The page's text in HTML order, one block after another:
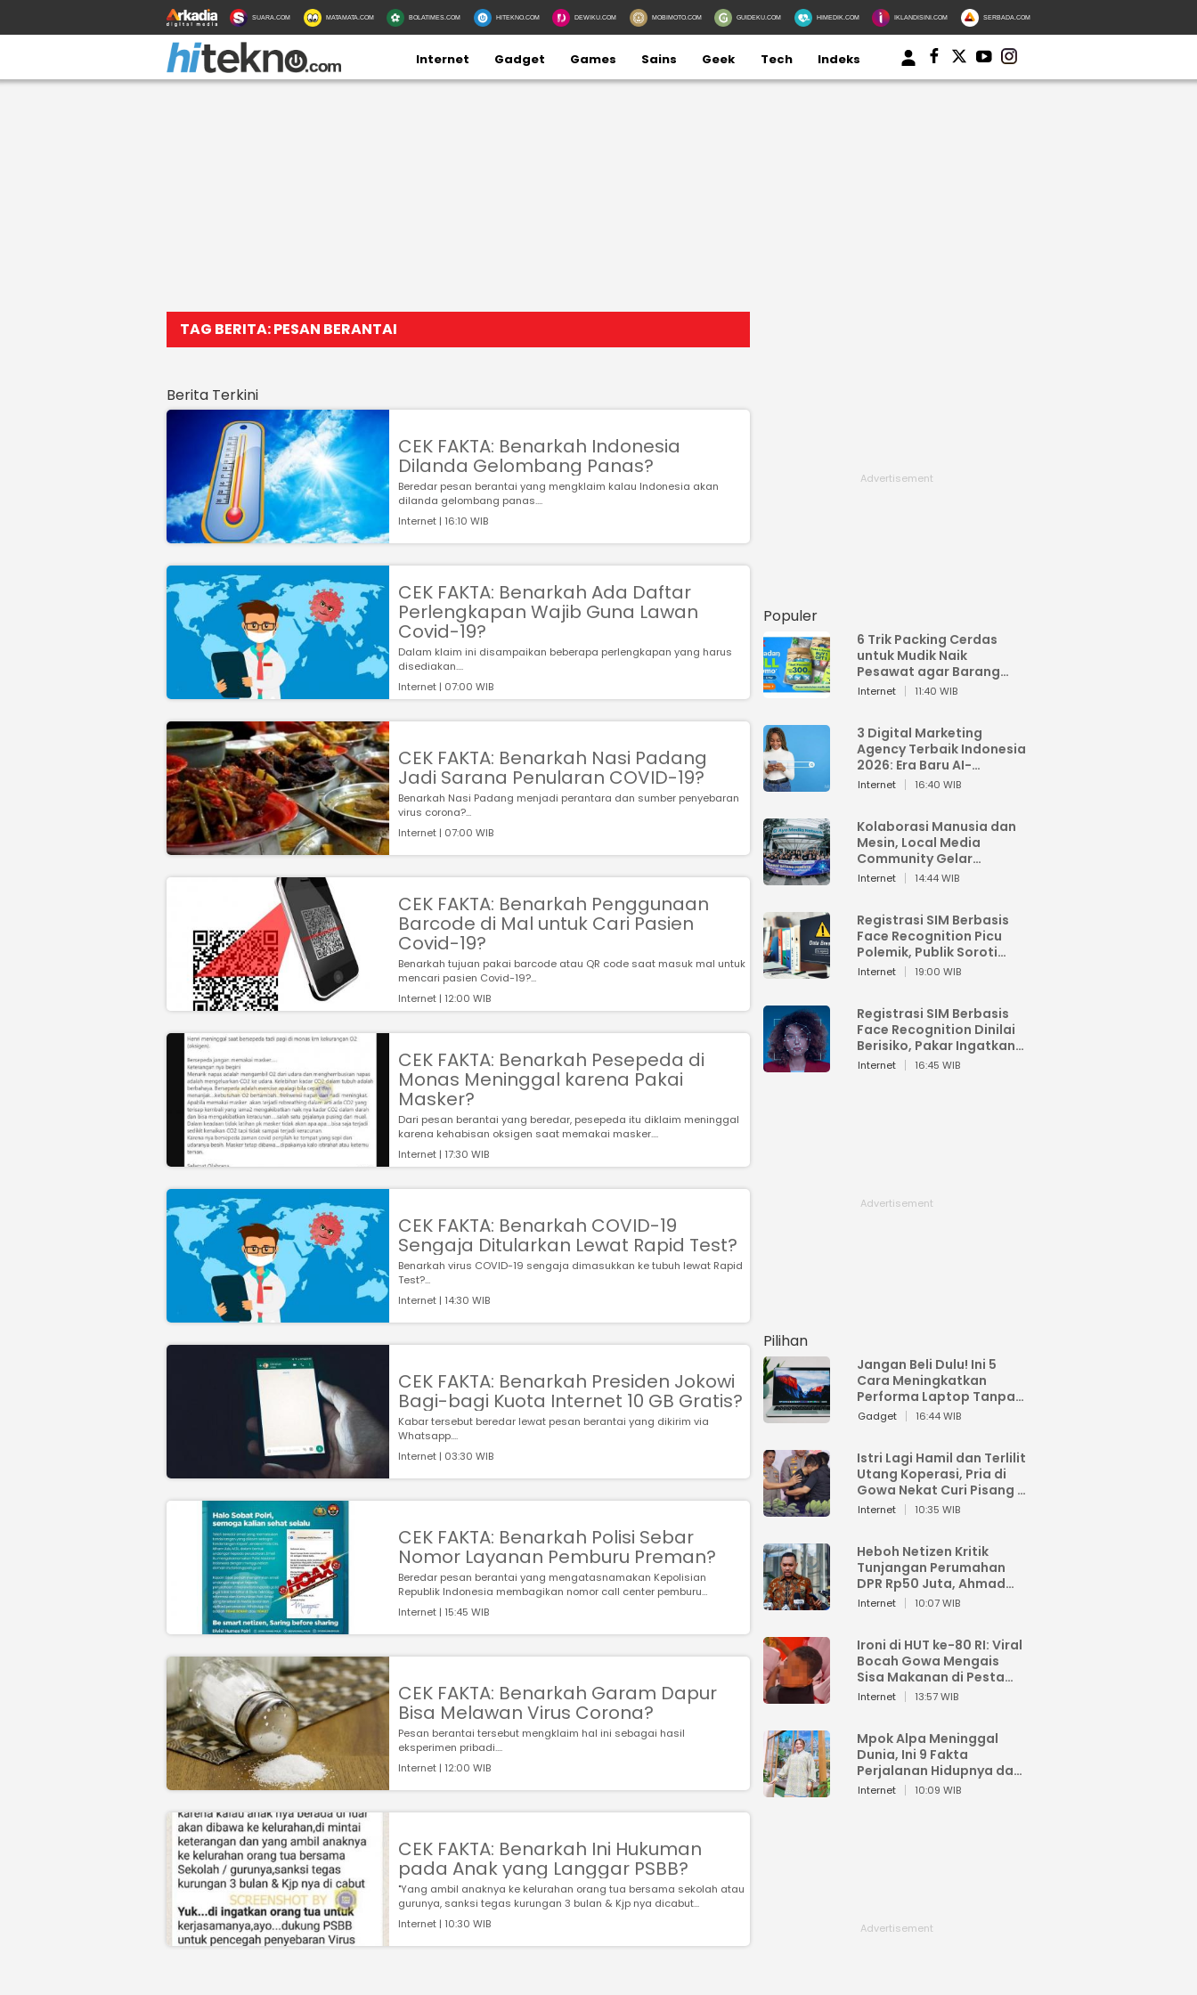
SUARA.COM MATAMATA.COM BOLATIMES.COM HITEKNO.COM DEWIKU.COM MOBIMOTO.COM GUIDEKU.COM HIMEDIK.COM IKLANDISINI.COM SERBADA.COM
Internet Gadget Games Sains Geek Tech Indeks
TAG BERITA: PESAN BERANTAI
Berita Terkini
CEK FAKTA: Benarkah Indonesia
Dilanda Gelombang Panas?
Beredar pesan berantai yang mengklaim kalau Indonesia akan
dilanda gelombang panas....
Internet | 16:10 WIB
CEK FAKTA: Benarkah Ada Daftar
Perlengkapan Wajib Guna Lawan
Covid-19?
Dalam klaim ini disampaikan beberapa perlengkapan yang harus
disediakan....
Internet | 07:00 WIB
CEK FAKTA: Benarkah Nasi Padang
Jadi Sarana Penularan COVID-19?
Benarkah Nasi Padang menjadi perantara dan sumber penyebaran
virus corona?...
Internet | 07:00 WIB
CEK FAKTA: Benarkah Penggunaan
Barcode di Mal untuk Cari Pasien
Covid-19?
Benarkah tujuan pakai barcode atau QR code saat masuk mal untuk
mencari pasien Covid-19?...
Internet | 12:00 WIB
CEK FAKTA: Benarkah Pesepeda di
Monas Meninggal karena Pakai
Masker?
Dari pesan berantai yang beredar, pesepeda itu diklaim meninggal
karena kehabisan oksigen saat memakai masker....
Internet | 17:30 WIB
CEK FAKTA: Benarkah COVID-19
Sengaja Ditularkan Lewat Rapid Test?
Benarkah virus COVID-19 sengaja dimasukkan ke tubuh lewat Rapid
Test?...
Internet | 14:30 WIB
CEK FAKTA: Benarkah Presiden Jokowi
Bagi-bagi Kuota Internet 10 GB Gratis?
Kabar tersebut beredar lewat pesan berantai yang dikirim via
Whatsapp....
Internet | 03:30 WIB
CEK FAKTA: Benarkah Polisi Sebar
Nomor Layanan Pemburu Preman?
Beredar pesan berantai yang mengatasnamakan Kepolisian
Republik Indonesia membagikan nomor call center pemburu
preman....
Internet | 15:45 WIB
CEK FAKTA: Benarkah Garam Dapur
Bisa Melawan Virus Corona?
Pesan berantai tersebut mengklaim hal ini sebagai hasil
eksperimen pribadi....
Internet | 12:00 WIB
CEK FAKTA: Benarkah Ini Hukuman
pada Anak yang Langgar PSBB?
"Yang ambil anaknya ke kelurahan orang tua bersama sekolah atau
gurunya, sanksi tegas kurungan 3 bulan & Kjp nya dicabut...
Internet | 10:30 WIB
Populer
6 Trik Packing Cerdas
untuk Mudik Naik
Pesawat agar Barang
Tidak Over Bagasi
Internet 11:40 WIB
3 Digital Marketing
Agency Terbaik Indonesia
2026: Era Baru AI-
Powered Marketing
Internet 16:40 WIB
Kolaborasi Manusia dan
Mesin, Local Media
Community Gelar
Workshop Google AI
Internet 14:44 WIB
Registrasi SIM Berbasis
Face Recognition Picu
Polemik, Publik Soroti
Risiko Kebocoran Data
Internet 19:00 WIB
Registrasi SIM Berbasis
Face Recognition Dinilai
Berisiko, Pakar Ingatkan
Ancaman Privasi dan
Internet 16:45 WIB
Pilihan
Jangan Beli Dulu! Ini 5
Cara Meningkatkan
Performa Laptop Tanpa
Harus Beli Baru
Gadget 16:44 WIB
Istri Lagi Hamil dan Terlilit
Utang Koperasi, Pria di
Gowa Nekat Curi Pisang 4
Tandan Milik Tetangga,
Internet 10:35 WIB
Heboh Netizen Kritik
Tunjangan Perumahan
DPR Rp50 Juta, Ahmad
Sahroni: Enggak Senang
Internet 10:07 WIB
Ironi di HUT ke-80 RI: Viral
Bocah Gowa Mengais
Sisa Makanan di Pesta
Kemerdekaan
Internet 13:57 WIB
Mpok Alpa Meninggal
Dunia, Ini 9 Fakta
Perjalanan Hidupnya dari
Viral hingga Puncak
Internet 10:09 WIB